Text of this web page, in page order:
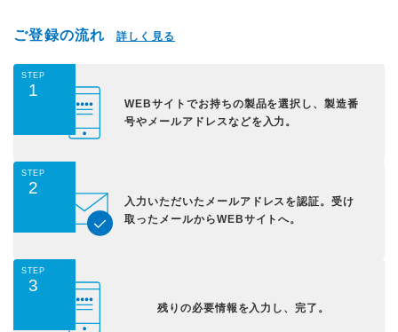
ご登録の流れ 詳しく見る
STEP
1
WEBサイトでお持ちの製品を選択し、製造番
号やメールアドレスなどを入力。
STEP
2
入力いただいた メールアドレスを認証。受け
取ったメールからWEBサイトへ。
STEP
3
残りの必要情報を入力し、完了。